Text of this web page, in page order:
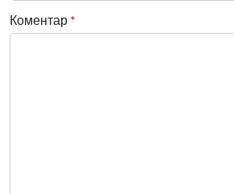
Коментар *